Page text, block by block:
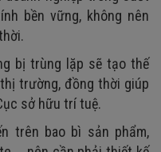
bền vững, không nên
bị trùng lặp sẽ tạo thế
trường, đồng thời giúp
sở hữu trí tuệ.
trên bao bì sản phẩm,